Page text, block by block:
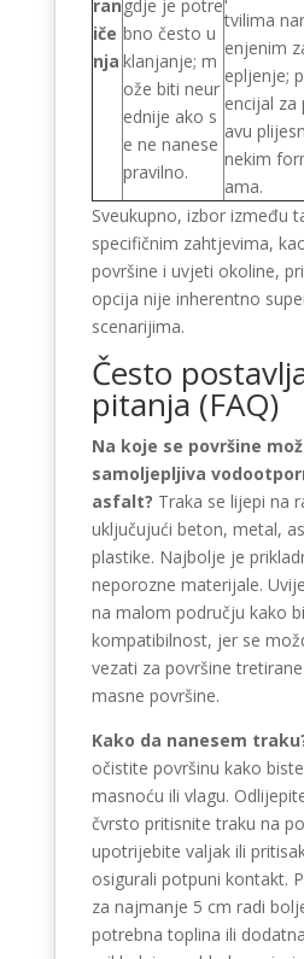
ran
iče
nja
gdje je potre
bno često u
klanjanje; m
ože biti neur
ednije ako s
e ne nanese
pravilno.
tvilima
enjenim
epljenje;
encijal za
avu
nekim
ama.
Sveukupno, izbor između
specifičnim zahtjevima,
površine i uvjeti okoline,
opcija nije inherentno
scenarijima.
Često
pitanja (FAQ)
Na koje se površine
samoljepljiva
asfalt? Traka se lijepi na
uključujući beton, metal,
plastike. Najbolje je
neporozne materijale.
na malom području kako
kompatibilnost, jer se
vezati za površine
masne površine.
Kako da nanesem
očistite površinu kako
masnoću ili vlagu.
čvrsto pritisnite traku na
upotrijebite valjak ili
osigurali potpuni kontakt.
za najmanje 5 cm radi
potrebna toplina ili